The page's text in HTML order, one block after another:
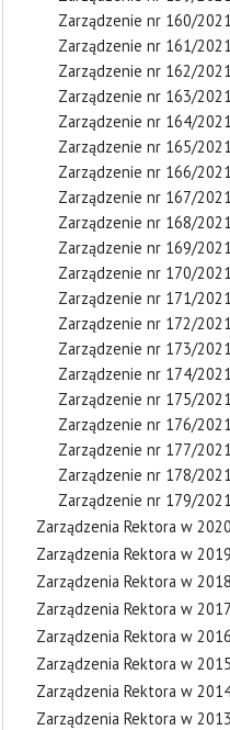
Zarządzenie nr 160/2021
Zarządzenie nr 161/2021
Zarządzenie nr 162/2021
Zarządzenie nr 163/2021
Zarządzenie nr 164/2021
Zarządzenie nr 165/2021
Zarządzenie nr 166/2021
Zarządzenie nr 167/2021
Zarządzenie nr 168/2021
Zarządzenie nr 169/2021
Zarządzenie nr 170/2021
Zarządzenie nr 171/2021
Zarządzenie nr 172/2021
Zarządzenie nr 173/2021
Zarządzenie nr 174/2021
Zarządzenie nr 175/2021
Zarządzenie nr 176/2021
Zarządzenie nr 177/2021
Zarządzenie nr 178/2021
Zarządzenie nr 179/2021
Zarządzenia Rektora w
Zarządzenia Rektora w
Zarządzenia Rektora w
Zarządzenia Rektora w
Zarządzenia Rektora w
Zarządzenia Rektora w
Zarządzenia Rektora w
Zarządzenia Rektora w